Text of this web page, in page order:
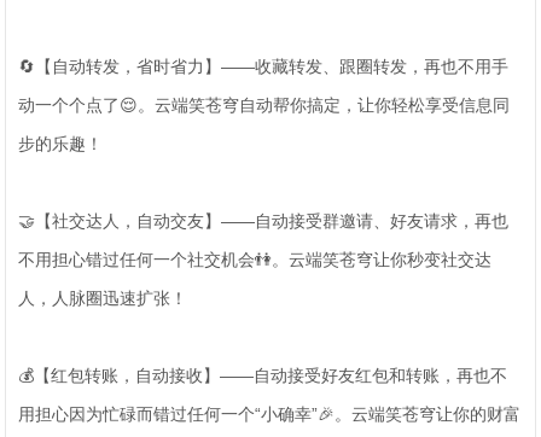
🔄【自动转发，省时省力】——收藏转发、跟圈转发，再也不用手
动一个个点了😌。云端笑苍穹自动帮你搞定，让你轻松享受信息同
步的乐趣！
🤝【社交达人，自动交友】——自动接受群邀请、好友请求，再也
不用担心错过任何一个社交机会👫。云端笑苍穹让你秒变社交达
人，人脉圈迅速扩张！
💰【红包转账，自动接收】——自动接受好友红包和转账，再也不
用担心因为忙碌而错过任何一个“小确幸”🎉。云端笑苍穹让你的财富